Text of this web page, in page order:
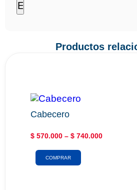
Productos
Cabecero
$ 570.000 – $ 740.000
COMPRAR